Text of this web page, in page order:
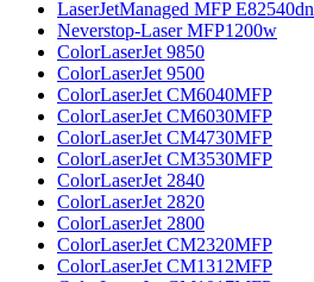
LaserJetManaged MFP E82540dn
Neverstop-Laser MFP1200w
ColorLaserJet 9850
ColorLaserJet 9500
ColorLaserJet CM6040MFP
ColorLaserJet CM6030MFP
ColorLaserJet CM4730MFP
ColorLaserJet CM3530MFP
ColorLaserJet 2840
ColorLaserJet 2820
ColorLaserJet 2800
ColorLaserJet CM2320MFP
ColorLaserJet CM1312MFP